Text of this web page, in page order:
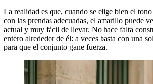
La realidad es que, cuando se elige bien el
con las prendas adecuadas, el amarillo puede
actual y muy fácil de llevar. No hace falta
entero alrededor de él: a veces basta con una
para que el conjunto gane fuerza.